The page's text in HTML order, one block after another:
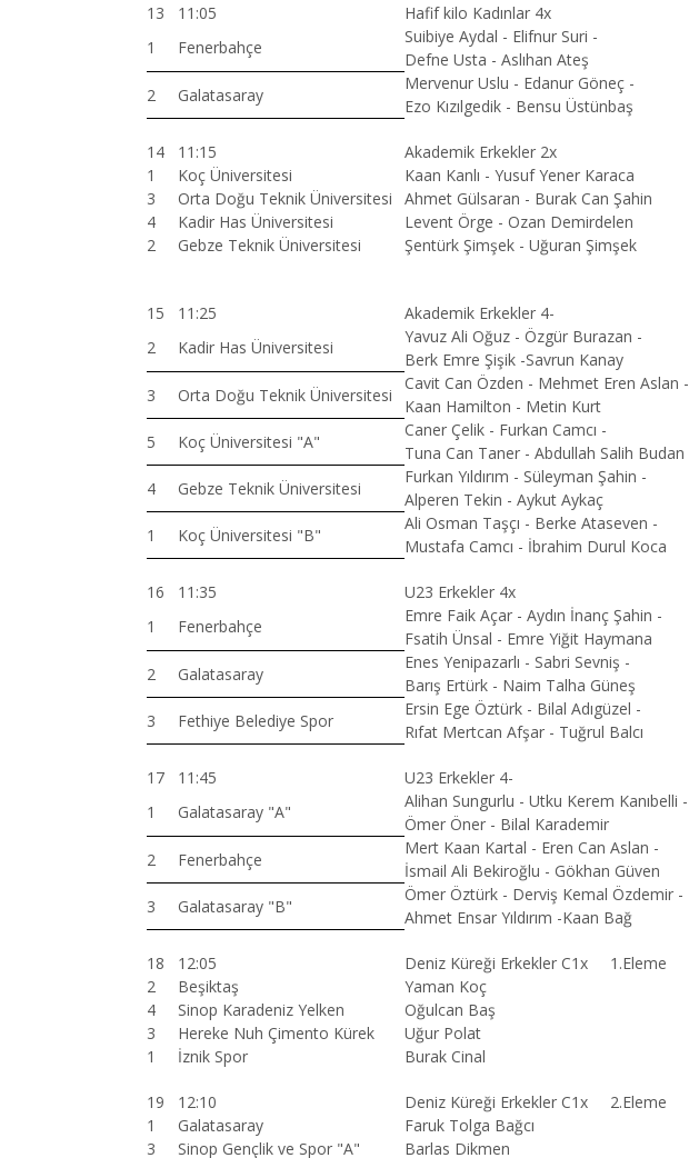
13 11:05 Hafif kilo Kadınlar 4x
1
Fenerbahçe
Suibiye Aydal - Elifnur Suri -
Defne Usta - Aslıhan Ateş
2
Galatasaray
Mervenur Uslu - Edanur Göneç -
Ezo Kızılgedik - Bensu Üstünbaş
14 11:15 Akademik Erkekler 2x
1
Koç Üniversitesi Kaan Kanlı - Yusuf Yener Karaca
3
Orta Doğu Teknik Üniversitesi Ahmet Gülsaran - Burak Can Şahin
4
Kadir Has Üniversitesi Levent Örge - Ozan Demirdelen
2
Gebze Teknik Üniversitesi Şentürk Şimşek - Uğuran Şimşek
15 11:25 Akademik Erkekler 4-
2
Kadir Has Üniversitesi
Yavuz Ali Oğuz - Özgür Burazan -
Berk Emre Şişik -Savrun Kanay
3
Orta Doğu Teknik Üniversitesi
Cavit Can Özden - Mehmet Eren Aslan -
Kaan Hamilton - Metin Kurt
5
Koç Üniversitesi "A"
Caner Çelik - Furkan Camcı -
Tuna Can Taner - Abdullah Salih Budan
4
Gebze Teknik Üniversitesi
Furkan Yıldırım - Süleyman Şahin -
Alperen Tekin - Aykut Aykaç
1
Koç Üniversitesi "B"
Ali Osman Taşçı - Berke Ataseven -
Mustafa Camcı - İbrahim Durul Koca
16 11:35 U23 Erkekler 4x
1
Fenerbahçe
Emre Faik Açar - Aydın İnanç Şahin -
Fsatih Ünsal - Emre Yiğit Haymana
2
Galatasaray
Enes Yenipazarlı - Sabri Sevniş -
Barış Ertürk - Naim Talha Güneş
3
Fethiye Belediye Spor
Ersin Ege Öztürk - Bilal Adıgüzel -
Rıfat Mertcan Afşar - Tuğrul Balcı
17 11:45 U23 Erkekler 4-
1
Galatasaray "A"
Alihan Sungurlu - Utku Kerem Kanıbelli -
Ömer Öner - Bilal Karademir
2
Fenerbahçe
Mert Kaan Kartal - Eren Can Aslan -
İsmail Ali Bekiroğlu - Gökhan Güven
3
Galatasaray "B"
Ömer Öztürk - Derviş Kemal Özdemir -
Ahmet Ensar Yıldırım -Kaan Bağ
18 12:05 Deniz Küreği Erkekler C1x 1.Eleme
2
Beşiktaş Yaman Koç
4
Sinop Karadeniz Yelken Oğulcan Baş
3
Hereke Nuh Çimento Kürek Uğur Polat
1
İznik Spor Burak Cinal
19 12:10 Deniz Küreği Erkekler C1x 2.Eleme
1
Galatasaray Faruk Tolga Bağcı
3
Sinop Gençlik ve Spor "A" Barlas Dikmen